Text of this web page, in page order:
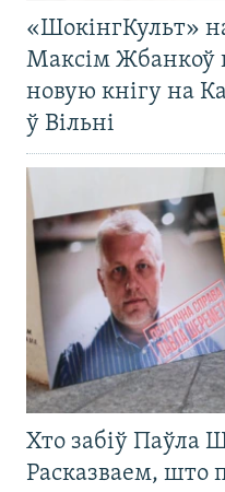
«ШокінгКульт»
Максім Жбанкоў
новую кнігу на
ў Вільні
Хто забіў Паўла
Расказваем, што